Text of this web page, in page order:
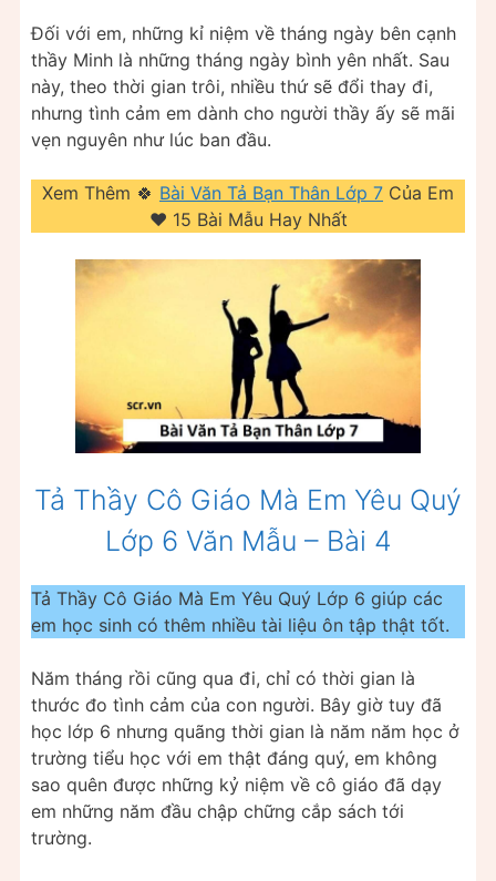
Đối với em, những kỉ niệm về tháng ngày bên cạnh
thầy Minh là những tháng ngày bình yên nhất. Sau
này, theo thời gian trôi, nhiều thứ sẽ đổi thay đi,
nhưng tình cảm em dành cho người thầy ấy sẽ mãi
vẹn nguyên như lúc ban đầu.
Xem Thêm 🍀 Bài Văn Tả Bạn Thân Lớp 7 Của Em
❤️️ 15 Bài Mẫu Hay Nhất
Tả Thầy Cô Giáo Mà Em Yêu Quý
Lớp 6 Văn Mẫu – Bài 4
Tả Thầy Cô Giáo Mà Em Yêu Quý Lớp 6 giúp các
em học sinh có thêm nhiều tài liệu ôn tập thật tốt.
Năm tháng rồi cũng qua đi, chỉ có thời gian là
thước đo tình cảm của con người. Bây giờ tuy đã
học lớp 6 nhưng quãng thời gian là năm năm học ở
trường tiểu học với em thật đáng quý, em không
sao quên được những kỷ niệm về cô giáo đã dạy
em những năm đầu chập chững cắp sách tới
trường.